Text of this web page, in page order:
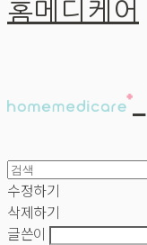
홈메디케어
수정하기
삭제하기
글쓴이